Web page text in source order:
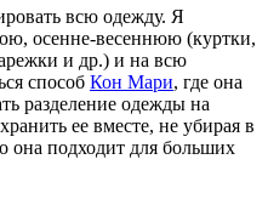
всю одежду. Я
осенне-весеннюю (куртки,
и др.) и на всю
способ Кон Мари, где она
разделение одежды на
ее вместе, не убирая в
она подходит для больших